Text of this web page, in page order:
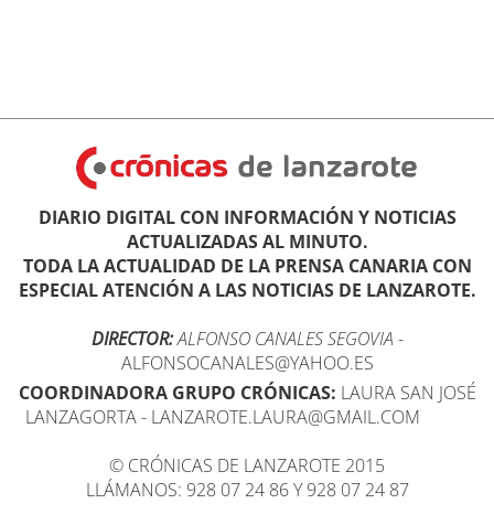
DIARIO DIGITAL CON INFORMACIÓN Y NOTICIAS
ACTUALIZADAS AL MINUTO.
TODA LA ACTUALIDAD DE LA PRENSA CANARIA CON
ESPECIAL ATENCIÓN A LAS NOTICIAS DE LANZAROTE.
DIRECTOR:ALFONSO CANALES SEGOVIA -
ALFONSOCANALES@YAHOO.ES
COORDINADORA GRUPO CRÓNICAS: LAURA SAN JOSÉ
LANZAGORTA - LANZAROTE.LAURA@GMAIL.COM
© CRÓNICAS DE LANZAROTE 2015
LLÁMANOS: 928 07 24 86 Y 928 07 24 87